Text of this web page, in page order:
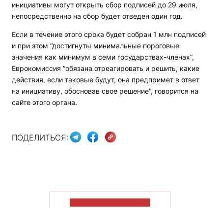
инициативы могут открыть сбор подписей до 29 июля,
непосредственно на сбор будет отведен один год.
Если в течение этого срока будет собран 1 млн подписей
и при этом “достигнуты минимальные пороговые
значения как минимум в семи государствах-членах“,
Еврокомиссия “обязана отреагировать и решить, какие
действия, если таковые будут, она предпримет в ответ
на инициативу, обосновав свое решение“, говорится на
сайте этого органа.
ПОДЕЛИТЬСЯ: